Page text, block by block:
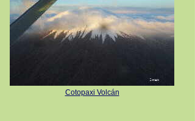
Cotopaxi Volcán